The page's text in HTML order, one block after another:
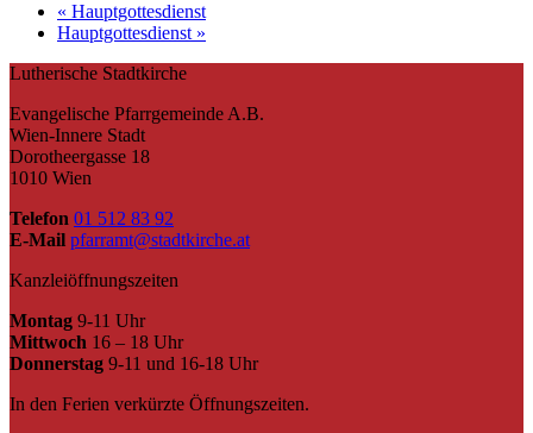
« Hauptgottesdienst
Hauptgottesdienst »
Lutherische Stadtkirche
Evangelische Pfarrgemeinde A.B.
Wien-Innere Stadt
Dorotheergasse 18
1010 Wien
Telefon 01 512 83 92
E-Mail pfarramt@stadtkirche.at
Kanzleiöffnungszeiten
Montag 9-11 Uhr
Mittwoch 16 – 18 Uhr
Donnerstag 9-11 und 16-18 Uhr
In den Ferien verkürzte Öffnungszeiten.